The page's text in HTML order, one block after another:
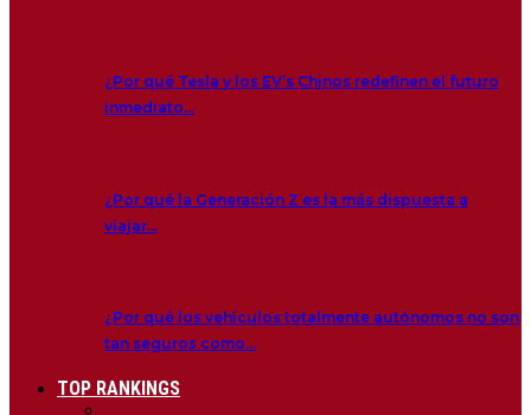
¿Por qué Tesla y los EV’s Chinos redefinen el futuro
inmediato…
¿Por qué la Generación Z es la más dispuesta a
viajar…
¿Por qué los vehículos totalmente autónomos no son
tan seguros como…
TOP RANKINGS